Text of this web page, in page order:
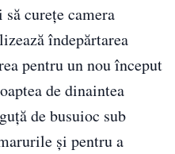
să curețe camera
îndepărtarea
pentru un nou început
de dinaintea
de busuioc sub
și pentru a